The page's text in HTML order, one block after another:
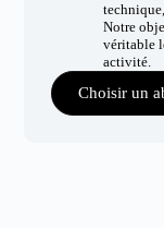
Notre
véritable
activité.
Choisir un